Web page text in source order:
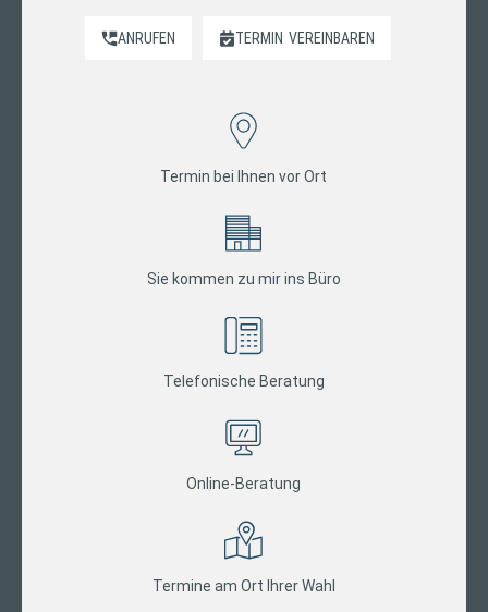
ANRUFEN TERMIN VEREINBAREN
Termin bei Ihnen vor Ort
Sie kommen zu mir ins Büro
Telefonische Beratung
Online-Beratung
Termine am Ort Ihrer Wahl